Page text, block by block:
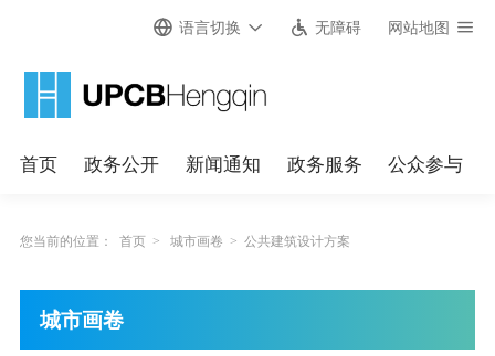
语言切换 无障碍 网站地图
首页 政务公开 新闻通知 政务服务 公众参与
您当前的位置： 首页 > 城市画卷 > 公共建筑设计方案
城市画卷